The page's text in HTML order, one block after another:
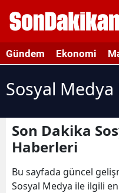
Gündem Ekonomi
Sosyal
Son Dakika
Haberleri
Bu sayfada güncel
Sosyal Medya ile ilgili